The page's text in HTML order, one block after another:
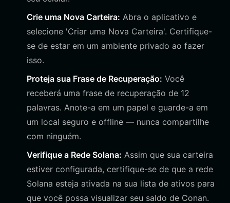
Crie uma Nova Carteira: Abra o aplicativo e
selecione 'Criar uma Nova Carteira'. Certifique-
se de estar em um ambiente privado ao fazer
isso.
Proteja sua Frase de Recuperação: Você
receberá uma frase de recuperação de 12
palavras. Anote-a em um papel e guarde-a em
um local seguro e offline — nunca compartilhe
com ninguém.
Verifique a Rede Solana: Assim que sua carteira
estiver configurada, certifique-se de que a rede
Solana esteja ativada na sua lista de ativos para
que você possa visualizar seu saldo de Conan.